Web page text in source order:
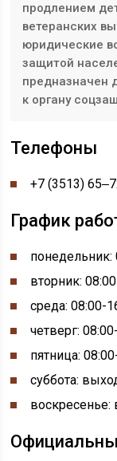
продлением
ветеранских
юридические
защитой
предназначен
к органу
Телефоны
+7 (3513)
График
понедельник:
вторник:
среда: 08:00-
четверг:
пятница:
суббота:
воскресенье: